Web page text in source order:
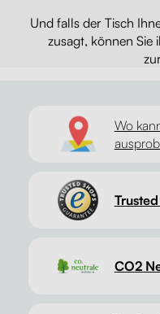
Und falls der Tisch
zusagt, können Sie
Wo
CO2